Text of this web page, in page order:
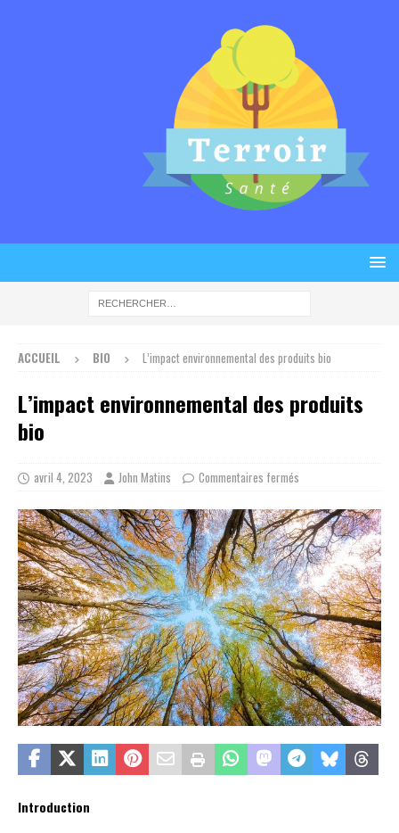
ACCUEIL BIO L’impact environnemental des produits bio
L’impact environnemental des produits
bio
avril 4, 2023 John Matins Commentaires fermés
Introduction